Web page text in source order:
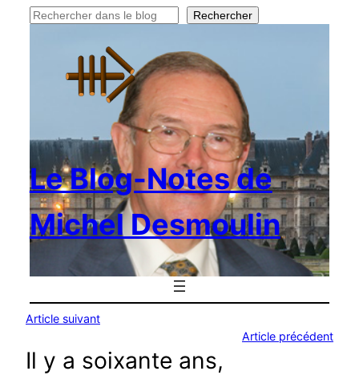
Rechercher Rechercher
Le Blog-Notes de
Michel Desmoulin
Article suivant
Article précédent
Il y a soixante ans,